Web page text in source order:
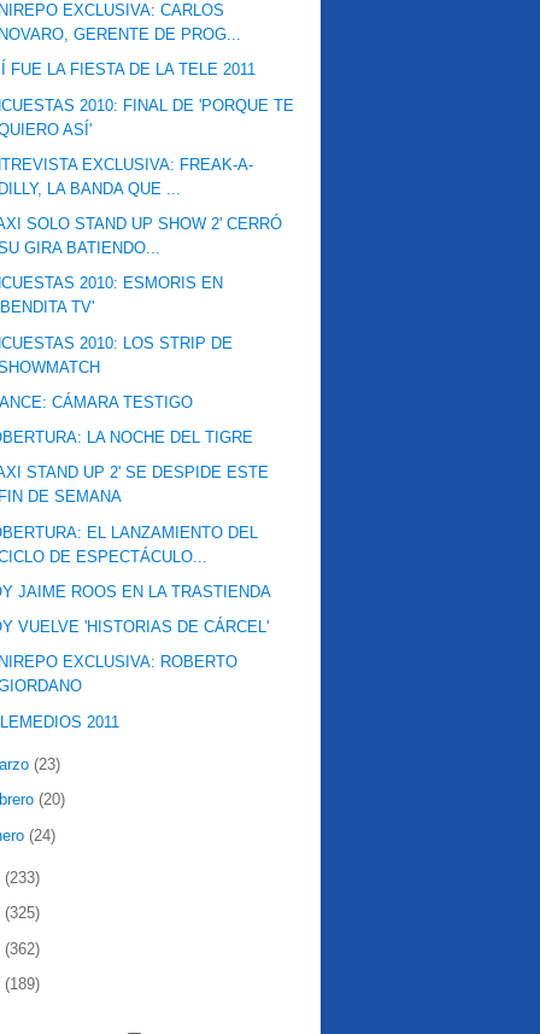
EXCLUSIVA: CARLOS
GERENTE DE PROG...
FUE LA FIESTA DE LA TELE 2011
2010: FINAL DE 'PORQUE TE
ASÍ'
EXCLUSIVA: FREAK-A-
LA BANDA QUE ...
SOLO STAND UP SHOW 2' CERRÓ
GIRA BATIENDO...
2010: ESMORIS EN
TV'
2010: LOS STRIP DE
CÁMARA TESTIGO
LA NOCHE DEL TIGRE
STAND UP 2' SE DESPIDE ESTE
DE SEMANA
EL LANZAMIENTO DEL
DE ESPECTÁCULO...
JAIME ROOS EN LA TRASTIENDA
VUELVE 'HISTORIAS DE CÁRCEL'
EXCLUSIVA: ROBERTO
2011
(23)
(20)
(24)
(233)
(325)
(362)
(189)